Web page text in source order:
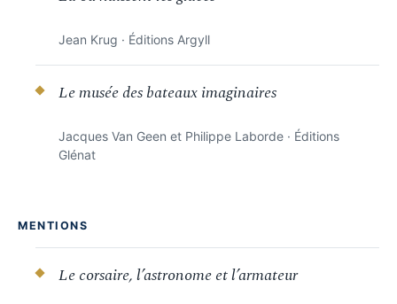
Jean Krug · Éditions Argyll
Le musée des bateaux imaginaires
Jacques Van Geen et Philippe Laborde · Éditions
Glénat
MENTIONS
Le corsaire, l’astronome et l’armateur